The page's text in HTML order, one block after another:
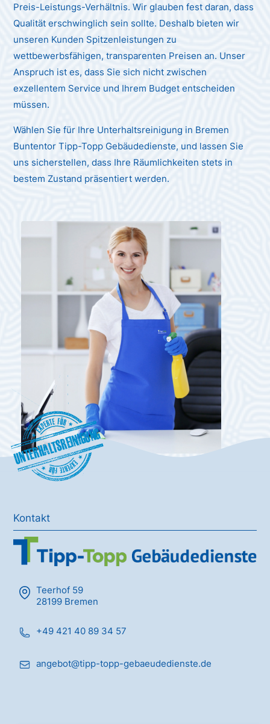
Preis-Leistungs-Verhältnis. Wir glauben fest daran, dass
Qualität erschwinglich sein sollte. Deshalb bieten wir
unseren Kunden Spitzenleistungen zu
wettbewerbsfähigen, transparenten Preisen an. Unser
Anspruch ist es, dass Sie sich nicht zwischen
exzellentem Service und Ihrem Budget entscheiden
müssen.
Wählen Sie für Ihre Unterhaltsreinigung in Bremen
Buntentor Tipp-Topp Gebäudedienste, und lassen Sie
uns sicherstellen, dass Ihre Räumlichkeiten stets in
bestem Zustand präsentiert werden.
Unterhaltsreinigung
Kontakt
Teerhof 59
28199 Bremen
+49 421 40 89 34 57
angebot@tipp-topp-gebaeudedienste.de